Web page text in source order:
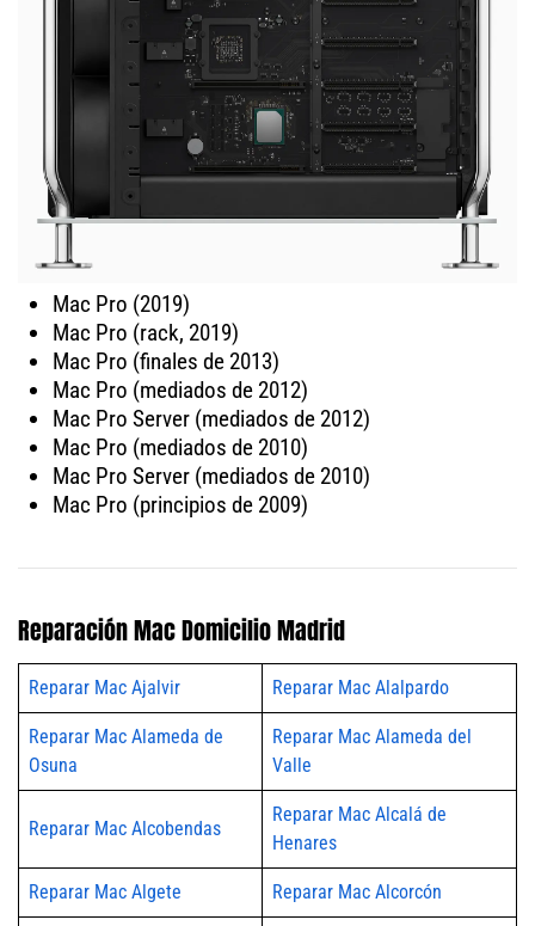
Mac Pro (2019)
Mac Pro (rack, 2019)
Mac Pro (finales de 2013)
Mac Pro (mediados de 2012)
Mac Pro Server (mediados de 2012)
Mac Pro (mediados de 2010)
Mac Pro Server (mediados de 2010)
Mac Pro (principios de 2009)
Reparación Mac Domicilio Madrid
Reparar Mac Ajalvir Reparar Mac Alalpardo
Reparar Mac Alameda de
Osuna
Reparar Mac Alameda del
Valle
Reparar Mac Alcobendas
Reparar Mac Alcalá de
Henares
Reparar Mac Algete Reparar Mac Alcorcón